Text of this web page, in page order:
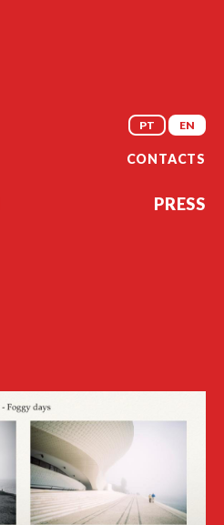
PT EN
CONTACTS
PRESS